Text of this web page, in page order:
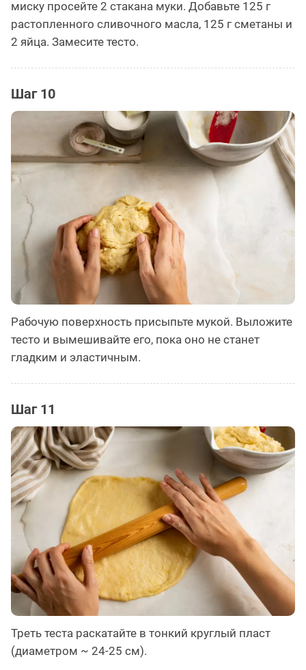
миску просейте 2 стакана муки. Добавьте 125 г
растопленного сливочного масла, 125 г сметаны и
2 яйца. Замесите тесто.
Шаг 10
Рабочую поверхность присыпьте мукой. Выложите
тесто и вымешивайте его, пока оно не станет
гладким и эластичным.
Шаг 11
Треть теста раскатайте в тонкий круглый пласт
(диаметром ~ 24-25 см).